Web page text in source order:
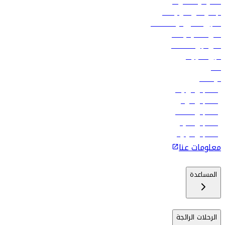
الإعلان على متن رحلاتنا
تسجيل الدخول لوكلاء السفر
أدنى أسعار الرحلات
فلاي دبي للعطلات
تأجير السيارات
فنادق
الوظائف
رحلات إلى تبيليسي
رحلات إلى الرياض
رحلات إلى مسقط
رحلات إلى ماليه
رحلات إلى كولومبو
معلومات عنا
المساعدة
الرحلات الرائجة